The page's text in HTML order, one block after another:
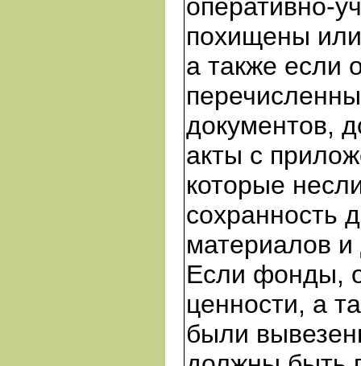
оперативно-
похищены
а также если
документов,
акты с
которые
сохранность
материалов и
Если фонды,
ценности, а
были